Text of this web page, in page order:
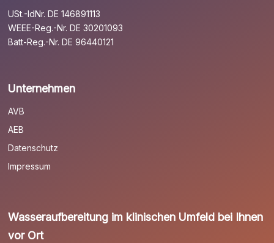
USt.-IdNr. DE 146891113
WEEE-Reg.-Nr. DE 30201093
Batt-Reg.-Nr. DE 96440121
Unternehmen
AVB
AEB
Datenschutz
Impressum
Wasseraufbereitung im klinischen Umfeld bei Ihnen
vor Ort